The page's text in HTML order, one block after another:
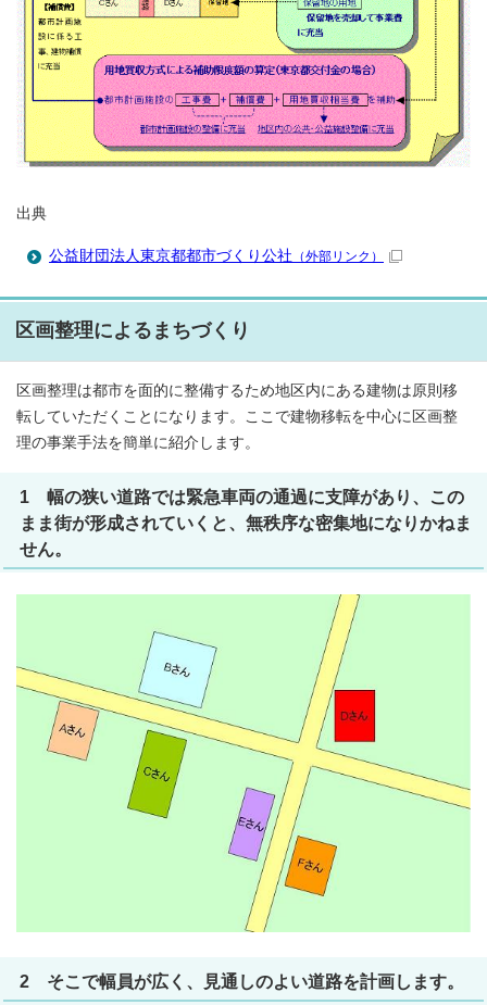
出典
公益財団法人東京都都市づくり公社 （外部リンク）
区画整理によるまちづくり
区画整理は都市を面的に整備するため地区内にある建物は原則移
転していただくことになります。ここで建物移転を中心に区画整
理の事業手法を簡単に紹介します。
1 幅の狭い道路では緊急車両の通過に支障があり、この
まま街が形成されていくと、無秩序な密集地になりかねま
せん。
2 そこで幅員が広く、見通しのよい道路を計画します。